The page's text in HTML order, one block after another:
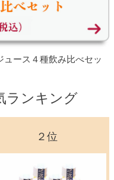
ース４種飲み比べセッ
ランキング
２位